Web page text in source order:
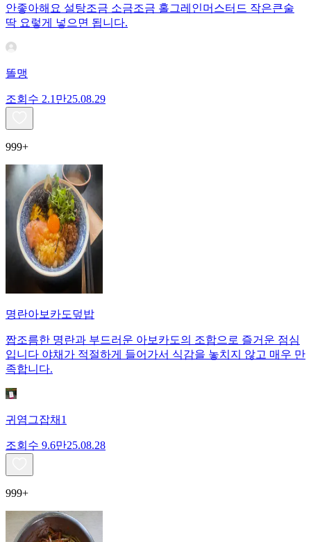
안좋아해요 설탕조금 소금조금 홀그레인머스터드 작은큰술
딱 요렇게 넣으면 됩니다.
똘맹
조회수 2.1만25.08.29
999+
명란아보카도덮밥
짭조름한 명란과 부드러운 아보카도의 조합으로 즐거운 점심
입니다 야채가 적절하게 들어가서 식감을 놓치지 않고 매우 만
족합니다.
귀염그잡채1
조회수 9.6만25.08.28
999+